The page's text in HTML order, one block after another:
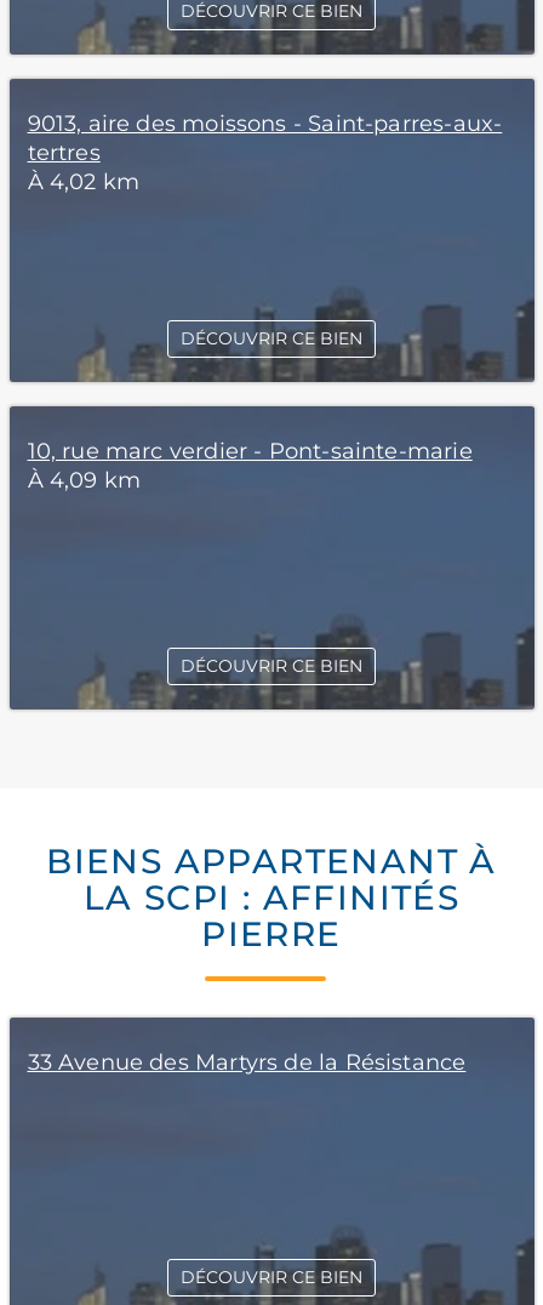
DÉCOUVRIR CE BIEN
9013, aire des moissons - Saint-parres-aux-
tertres
À 4,02 km
DÉCOUVRIR CE BIEN
10, rue marc verdier - Pont-sainte-marie
À 4,09 km
DÉCOUVRIR CE BIEN
BIENS APPARTENANT À
LA SCPI : AFFINITÉS
PIERRE
33 Avenue des Martyrs de la Résistance
DÉCOUVRIR CE BIEN